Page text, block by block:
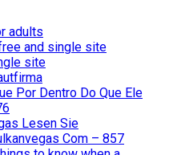
adults
and single site
site
Por Dentro Do Que Ele
Lesen Sie
Com – 857